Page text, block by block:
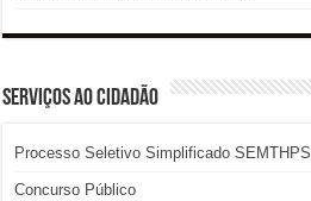
SERVIÇOS AO CIDADÃO
Processo Seletivo Simplificado SEMTHPS
Concurso Público